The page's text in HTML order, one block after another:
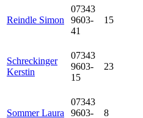
Reindle Simon
07343
9603-
41
15
Schreckinger
Kerstin
07343
9603-
15
23
Sommer Laura
07343
9603-
8